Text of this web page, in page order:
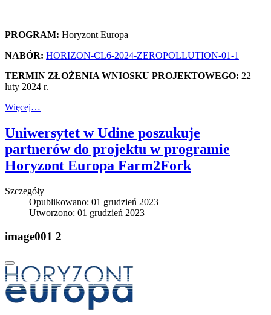
PROGRAM: Horyzont Europa
NABÓR: HORIZON-CL6-2024-ZEROPOLLUTION-01-1
TERMIN ZŁOŻENIA WNIOSKU PROJEKTOWEGO: 22
luty 2024 r.
Więcej…
Uniwersytet w Udine poszukuje
partnerów do projektu w programie
Horyzont Europa Farm2Fork
Szczegóły
Opublikowano: 01 grudzień 2023
Utworzono: 01 grudzień 2023
image001 2